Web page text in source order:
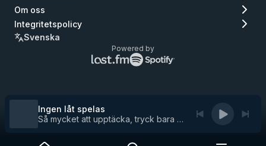
Om oss
Integritetspolicy
Svenska
Powered by
Lastfm
logo
Ingen låt spelas
Så mycket att upptäcka, tryck bara på play